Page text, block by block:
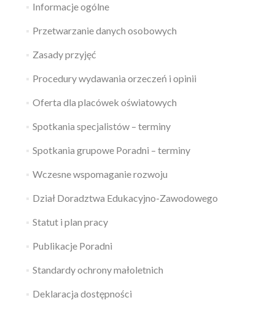
Informacje ogólne
Przetwarzanie danych osobowych
Zasady przyjęć
Procedury wydawania orzeczeń i opinii
Oferta dla placówek oświatowych
Spotkania specjalistów – terminy
Spotkania grupowe Poradni – terminy
Wczesne wspomaganie rozwoju
Dział Doradztwa Edukacyjno-Zawodowego
Statut i plan pracy
Publikacje Poradni
Standardy ochrony małoletnich
Deklaracja dostępności